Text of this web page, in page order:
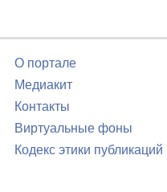
О портале
Медиакит
Контакты
Виртуальные фоны
Кодекс этики публикаций